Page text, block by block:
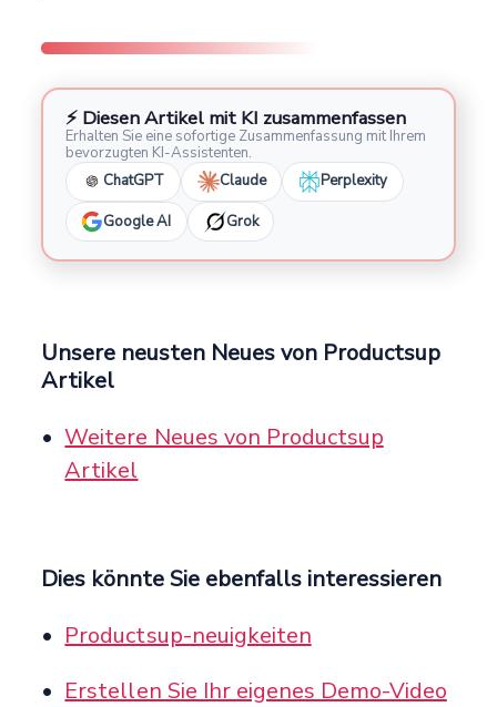
⚡ Diesen Artikel mit KI zusammenfassen
Erhalten Sie eine sofortige Zusammenfassung mit Ihrem
bevorzugten KI-Assistenten.
ChatGPT
Claude Perplexity
Google AI Grok
Unsere neusten Neues von Productsup
Artikel
Weitere Neues von Productsup
Artikel
Dies könnte Sie ebenfalls interessieren
Productsup-neuigkeiten
Erstellen Sie Ihr eigenes Demo-Video